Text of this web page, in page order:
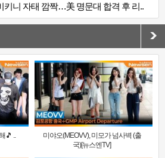
키니 자태 깜짝…美 명문대 합격 후 리..
..
미야오(MEOVV), 미모가 넘사벽 (출
국)[뉴스엔TV]